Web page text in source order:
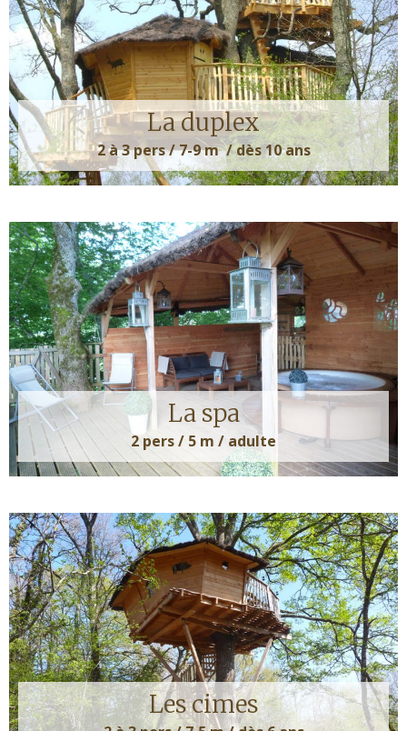
La duplex
2 à 3 pers / 7-9 m / dès 10 ans
La spa
2 pers / 5 m / adulte
Les cimes